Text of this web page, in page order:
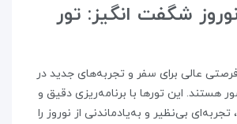
شگفت‌ انگیز: تور
عالی برای سفر و تجربه‌های جدید در
هستند. این تورها با برنامه‌ریزی دقیق و
بی‌نظیر و به‌یادماندنی از نوروز را